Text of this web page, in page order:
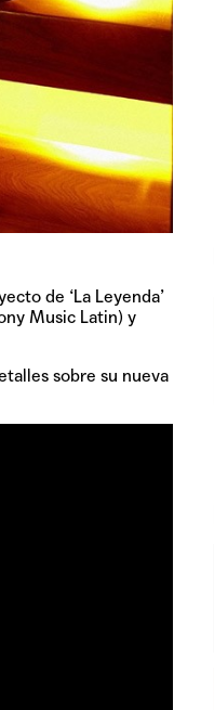
de ‘La Leyenda’
Music Latin) y
sobre su nueva
TAINY, adelantado a su
NICOLE, pisando